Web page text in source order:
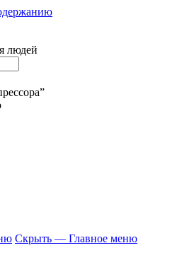
людей
Скрыть — Главное меню